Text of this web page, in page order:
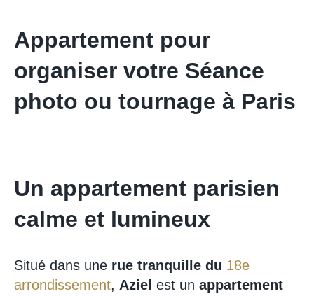
Appartement pour
organiser votre Séance
photo ou tournage à Paris
Un appartement parisien
calme et lumineux
Situé dans une rue tranquille du 18e
arrondissement, Aziel est un appartement